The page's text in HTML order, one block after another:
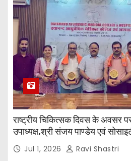
राष्ट्रीय चिकित्सक दिवस के अवसर
उपाध्यक्ष,श्री संजय पाण्डेय एवं
जी तथा इनर व्हील क्लब की अध्यक्षा
एवं उनकी टीम द्वारा महाविद्यालय के
Jul 1, 2026 Ravi Shastri